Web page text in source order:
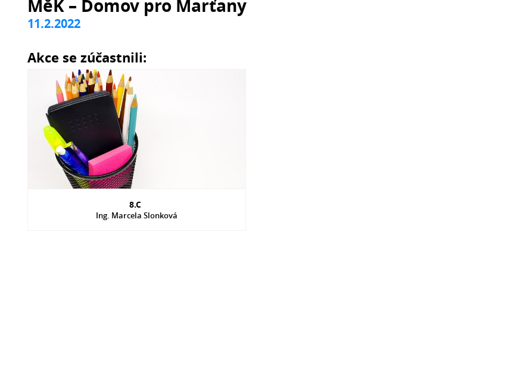
MěK – Domov pro Marťany
11.2.2022
Akce se zúčastnili:
8.C
Ing. Marcela Slonková